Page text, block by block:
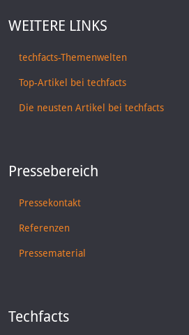
WEITERE LINKS
techfacts-Themenwelten
Top-Artikel bei techfacts
Die neusten Artikel bei techfacts
Pressebereich
Pressekontakt
Referenzen
Pressematerial
Techfacts